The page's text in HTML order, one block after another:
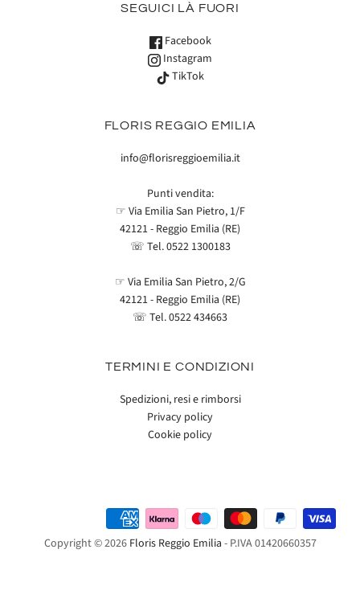
SEGUICI LÀ FUORI
Facebook
Instagram
TikTok
FLORIS REGGIO EMILIA
info@florisreggioemilia.it
Punti vendita:
☞ Via Emilia San Pietro, 1/F
42121 - Reggio Emilia (RE)
☏ Tel.0522 1300183
☞ Via Emilia San Pietro, 2/G
42121 - Reggio Emilia (RE)
☏ Tel.0522 434663
TERMINI E CONDIZIONI
Spedizioni, resi e rimborsi
Privacy policy
Cookie policy
Copyright © 2026 Floris Reggio Emilia - P.IVA 01420660357